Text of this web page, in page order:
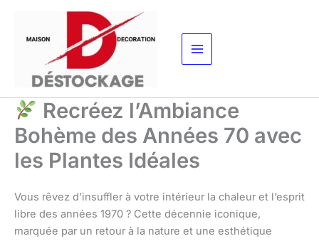
contenu
Recréez l’Ambiance
Bohème des Années 70 avec
les Plantes Idéales
Vous rêvez d’insuffler à votre intérieur la chaleur et l’esprit
libre des années 1970 ? Cette décennie iconique,
marquée par un retour à la nature et une esthétique